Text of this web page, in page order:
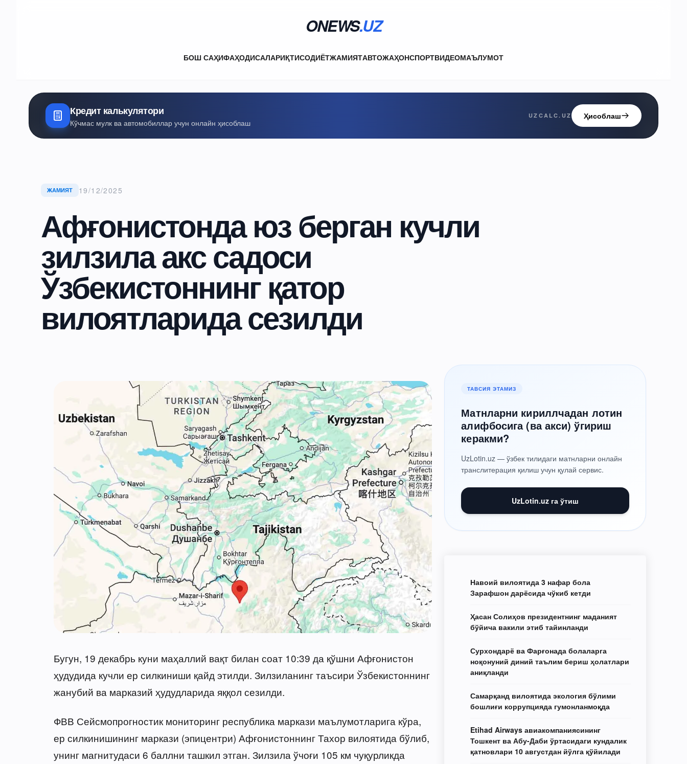
ONEWS.UZ
БОШ САҲИФАҲОДИСАЛАРИҚТИСОДИЁТЖАМИЯТАВТОЖАҲОНСПОРТВИДЕОМАЪЛУМОТ
Кредит калькулятори
Кўчмас мулк ва автомобиллар учун онлайн ҳисоблаш
UZCALC.UZ Ҳисоблаш
ЖАМИЯТ 19/12/2025
Афғонистонда юз берган кучли
зилзила акс садоси
Ўзбекистоннинг қатор
вилоятларида сезилди
Бугун, 19 декабрь куни маҳаллий вақт билан соат 10:39 да қўшни Афғонистон
ҳудудида кучли ер силкиниши қайд этилди. Зилзиланинг таъсири Ўзбекистоннинг
жанубий ва марказий ҳудудларида яққол сезилди.
ФВВ Сейсмопрогностик мониторинг республика маркази маълумотларига кўра,
ер силкинишининг маркази (эпицентри) Афғонистоннинг Тахор вилоятида бўлиб,
унинг магнитудаси 6 баллни ташкил этган. Зилзила ўчоғи 105 км чуқурликда
ТАВСИЯ ЭТАМИЗ
Матнларни кириллчадан лотин
алифбосига (ва акси) ўгириш
керакми?
UzLotin.uz — ўзбек тилидаги матнларни онлайн
транслитерация қилиш учун қулай сервис.
UzLotin.uz га ўтиш
Навоий вилоятида 3 нафар бола
Зарафшон дарёсида чўкиб кетди
Ҳасан Солиҳов президентнинг маданият
бўйича вакили этиб тайинланди
Сурхондарё ва Фарғонада болаларга
ноқонуний диний таълим бериш ҳолатлари
аниқланди
Самарқанд вилоятида экология бўлими
бошлиғи коррупцияда гумонланмоқда
Etihad Airways авиакомпаниясининг
Тошкент ва Абу-Даби ўртасидаги кундалик
қатновлари 10 августдан йўлга қўйилади